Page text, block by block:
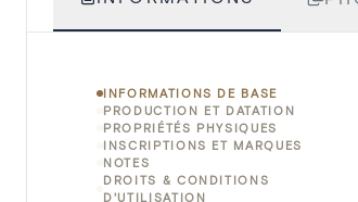
INFORMATIONS DE BASE
PRODUCTION ET DATATION
PROPRIÉTÉS PHYSIQUES
INSCRIPTIONS ET MARQUES
NOTES
DROITS & CONDITIONS
D'UTILISATION